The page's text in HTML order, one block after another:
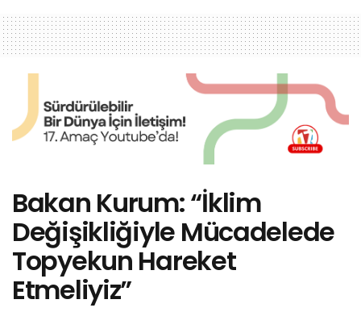
Bakan Kurum: “İklim
Değişikliğiyle Mücadelede
Topyekun Hareket
Etmeliyiz”